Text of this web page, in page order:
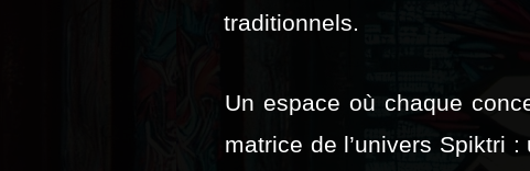
traditionnels.
Un espace où chaque
matrice de l’univers Spiktri